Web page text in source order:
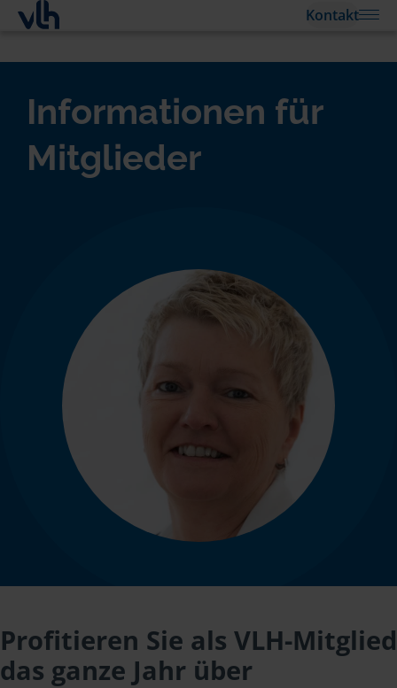
Kontakt
Informationen für
Mitglieder
Profitieren Sie als VLH-Mitglied
das ganze Jahr über